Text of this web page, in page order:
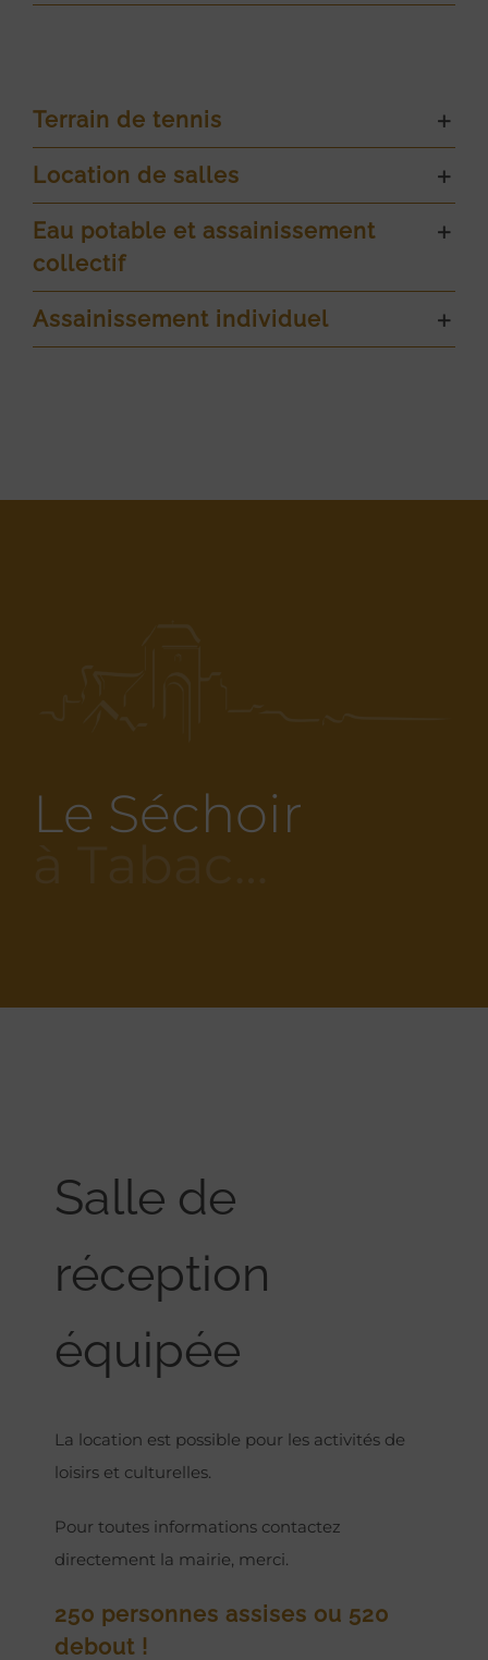
Terrain de tennis
Location de salles
Eau potable et assainissement
collectif
Assainissement individuel
Le Séchoir
Salle de
réception
équipée
La location est possible pour les activités de
loisirs et culturelles.
Pour toutes informations contactez
directement la mairie, merci.
250 personnes assises ou 520
debout !